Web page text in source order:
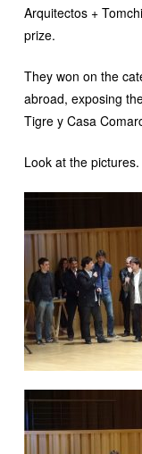
Arquitectos +
prize.
They won on the
abroad, exposing
Tigre y Casa
Look at the pictures.